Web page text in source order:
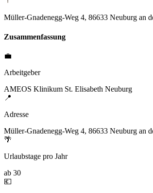
Müller-Gnadenegg-Weg 4, 86633 Neuburg an
Zusammenfassung
💼
Arbeitgeber
AMEOS Klinikum St. Elisabeth Neuburg
📍
Adresse
Müller-Gnadenegg-Weg 4, 86633 Neuburg an
🌴
Urlaubstage pro Jahr
ab 30
💶